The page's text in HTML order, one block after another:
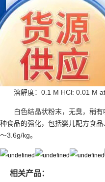
溶解度：0.1 M HCl: 0.01 M
白色结晶状粉末，无臭，稍
种食品的强化，包括婴儿配方食
～3.6g/kg。
相关产品：